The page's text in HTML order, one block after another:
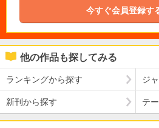
今すぐ会員登録す
他の作品も探してみる
ランキングから探す ジ
新刊から探す テ